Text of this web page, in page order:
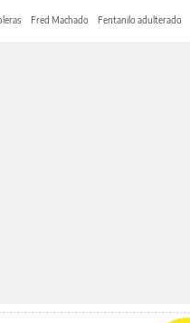
Fred Machado Fentanilo adulterado